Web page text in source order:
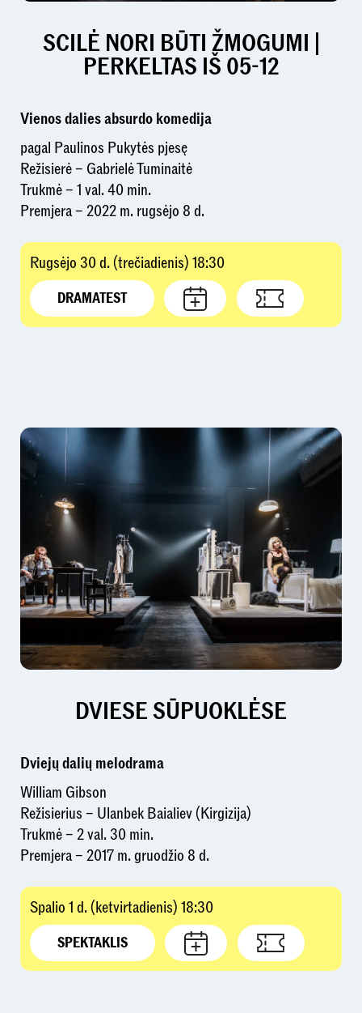
SCILĖ NORI BŪTI ŽMOGUMI |
PERKELTAS IŠ 05-12
Vienos dalies absurdo komedija
pagal Paulinos Pukytės pjesę
Režisierė – Gabrielė Tuminaitė
Trukmė – 1 val. 40 min.
Premjera – 2022 m. rugsėjo 8 d.
Rugsėjo 30 d. (trečiadienis) 18:30
DRAMATEST
DVIESE SŪPUOKLĖSE
Dviejų dalių melodrama
William Gibson
Režisierius – Ulanbek Baialiev (Kirgizija)
Trukmė – 2 val. 30 min.
Premjera – 2017 m. gruodžio 8 d.
Spalio 1 d. (ketvirtadienis) 18:30
SPEKTAKLIS